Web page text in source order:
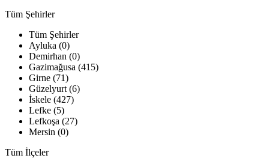
Tüm Şehirler
Tüm Şehirler
Ayluka (0)
Demirhan (0)
Gazimağusa (415)
Girne (71)
Güzelyurt (6)
İskele (427)
Lefke (5)
Lefkoşa (27)
Mersin (0)
Tüm İlçeler